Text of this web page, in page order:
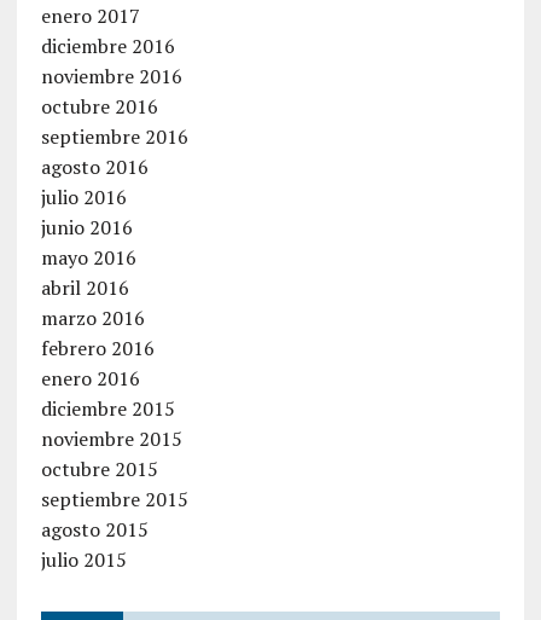
enero 2017
diciembre 2016
noviembre 2016
octubre 2016
septiembre 2016
agosto 2016
julio 2016
junio 2016
mayo 2016
abril 2016
marzo 2016
febrero 2016
enero 2016
diciembre 2015
noviembre 2015
octubre 2015
septiembre 2015
agosto 2015
julio 2015